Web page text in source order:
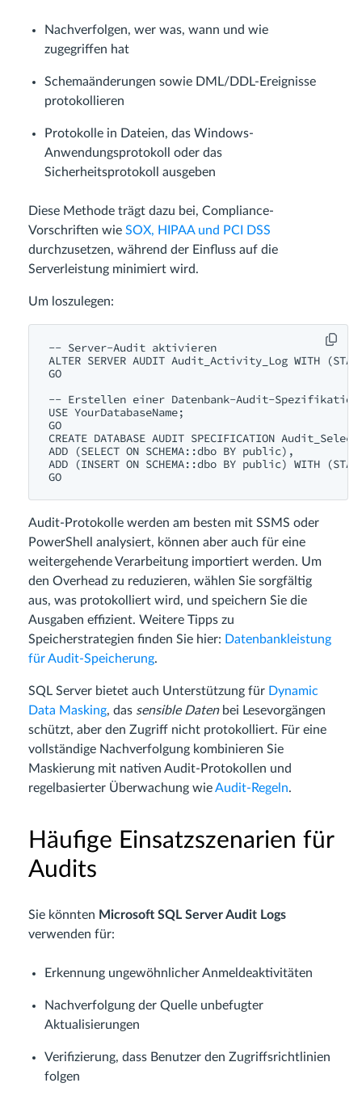
Nachverfolgen, wer was, wann und wie
zugegriffen hat
Schemaänderungen sowie DML/DDL-Ereignisse
protokollieren
Protokolle in Dateien, das Windows-
Anwendungsprotokoll oder das
Sicherheitsprotokoll ausgeben
Diese Methode trägt dazu bei, Compliance-
Vorschriften wie SOX, HIPAA und PCI DSS
durchzusetzen, während der Einfluss auf die
Serverleistung minimiert wird.
Um loszulegen:
-- Server-Audit aktivieren
ALTER SERVER AUDIT Audit_Activity_Log WITH
GO
-- Erstellen einer Datenbank-Audit-Spezifikation
USE YourDatabaseName;
CREATE DATABASE AUDIT SPECIFICATION
ADD (SELECT ON SCHEMA::dbo BY public
ADD (INSERT ON SCHEMA::dbo BY public) WITH
Audit-Protokolle werden am besten mit SSMS oder
PowerShell analysiert, können aber auch für eine
weitergehende Verarbeitung importiert werden. Um
den Overhead zu reduzieren, wählen Sie sorgfältig
aus, was protokolliert wird, und speichern Sie die
Ausgaben effizient. Weitere Tipps zu
Speicherstrategien finden Sie hier: Datenbankleistung
für Audit-Speicherung.
SQL Server bietet auch Unterstützung für Dynamic
Data Masking, das sensible Datenbei Lesevorgängen
schützt, aber den Zugriff nicht protokolliert. Für eine
vollständige Nachverfolgung kombinieren Sie
Maskierung mit nativen Audit-Protokollen und
regelbasierter Überwachung wieAudit-Regeln.
Häufige Einsatzszenarien für
Audits
Sie könnten Microsoft SQL Server Audit Logs
verwenden für:
Erkennung ungewöhnlicher Anmeldeaktivitäten
Nachverfolgung der Quelle unbefugter
Aktualisierungen
Verifizierung, dass Benutzer den Zugriffsrichtlinien
folgen